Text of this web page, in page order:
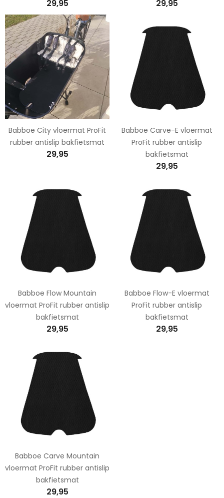
29,95 29,95
Babboe City vloermat ProFit
rubber antislip bakfietsmat
29,95
Babboe Carve-E vloermat
ProFit rubber antislip
bakfietsmat
29,95
Babboe Flow Mountain
vloermat ProFit rubber antislip
bakfietsmat
29,95
Babboe Flow-E vloermat
ProFit rubber antislip
bakfietsmat
29,95
Babboe Carve Mountain
vloermat ProFit rubber antislip
bakfietsmat
29,95